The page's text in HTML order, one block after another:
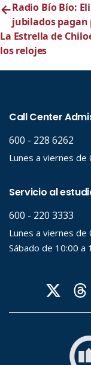
←Radio Bío Bío:
jubilados pagan
La Estrella de
los relojes